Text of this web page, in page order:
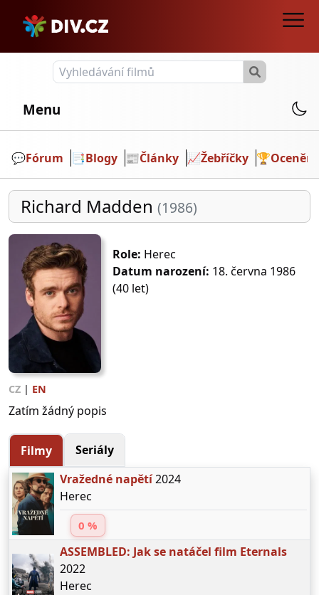
Menu
💬️Fórum 📑Blogy 📰Články 📈Žebříčky 🏆Ocenění
Richard Madden (1986)
Role: Herec
Datum narození: 18. června 1986
(40 let)
CZ | EN
Zatím žádný popis
Filmy
Seriály
Vražedné napětí2024
Herec
0 %
ASSEMBLED: Jak se natáčel film Eternals
2022
Herec